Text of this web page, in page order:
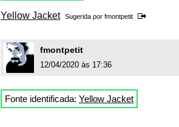
Yellow Jacket Sugerida por fmontpetit
fmontpetit
12/04/2020 às 17:36
Fonte identificada: Yellow Jacket